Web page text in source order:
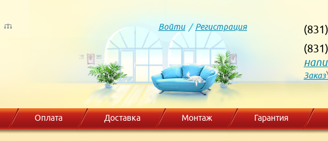
Войти/ Регистрация
Заказ
Оплата Доставка Монтаж Гарантия